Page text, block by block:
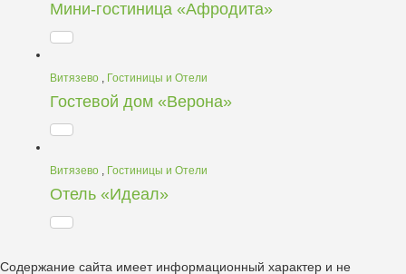
Мини-гостиница «Афродита»
Витязево , Гостиницы и Отели
Гостевой дом «Верона»
Витязево , Гостиницы и Отели
Отель «Идеал»
Содержание сайта имеет информационный характер и не